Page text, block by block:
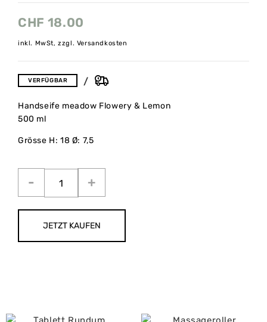
CHF 18.00
inkl. MwSt, zzgl. Versandkosten
VERFÜGBAR
Handseife meadow Flowery & Lemon
500 ml
Grösse H: 18 Ø: 7,5
JETZT KAUFEN